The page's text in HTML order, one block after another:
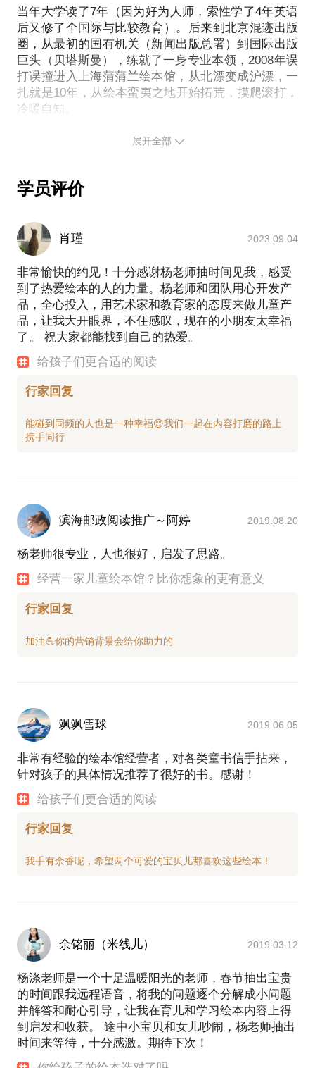
帮助你！
蒲兰做掌门多年，著有《孩子成长必读的180本经典
图画书》，应各地图书馆与幼教机构的邀请，做了近
百场的讲座。
我愿意与你分享的内容包括：
按照您孩子的年龄、性格等推荐最合适的绘本；
启发孩子的阅读兴趣，培养阅读好习惯；
PS.在选择与我见面前，请把你的问题更具体化。毕
竟一小时的谈话只能解决一个小问题。请把你的问题
提前发给我，方便我做更精确的准备，提升见面效
率。期待与你的见面。
当年大学读了7年（因为好为人师，索性学了4年英语
后又修了个国际与比较教育）。后来到北京混迹出版
圈，从最初的国有机关（新闻出版总署）到国际出版
巨头（贝塔斯曼），练就了一身专业本领，2008年误
打误撞进入上海蒲蒲兰绘本馆，从北漂变成沪漂，一
扎就是10年，从绘本蛮夷之地开始拓荒，摸爬滚打，
冷暖自知。
我作为绘本从业者，见证了她在国内的从无到有，再
专著《故事知道怎么办》在中信出版社出版，2015年
江少儿出版社出版。翻译《大屁孩》等绘本20多部，
担任新闻出版广电总局向青少年推荐的百种图书评
委。现创立爱丽丝绘本研究院，为全国培训绘本讲师
展开全部
学员评价
肖瑾 2023.09.04
非常愉快的约见！十分感谢杨老师抽时间见我，感受
到了热爱绘本的人的力量。杨老师和团队用心开发产
品，全心投入，用艺术家和教育家的态度来做儿童产
品，让我大开眼界，不住感叹，现在的小朋友太幸福
了。 祝大家都能找到自己的热爱。
给孩子们更合适的阅读
行家回复
能碰到同频的人也是一种幸福😊我们一起在内容打磨的路上
滨海邮政阅读推广～阿婷 2019.08.20
杨老师很专业，人也很好，启发了思路。
经营一家儿童绘本馆？比你想象的更有意义
行家回复
飒飒雪球 2019.06.05
非常有经验的绘本馆经营者，对各类童书信手拈来，
针对孩子的具体情况推荐了很好的书。感谢！
给孩子们更合适的阅读
行家回复
余铭丽（米线儿） 2019.03.12
杨涤老师是一个十足温暖阳光的老师，春节抽出宝贵
的时间跟我远程语音，将我的问题逐个分解成小问题
并解答和耐心引导，让我在育儿和学习绘本内容上得
到启发和收获。 途中小宝贝和女儿吵闹，杨老师抽出
时间来等待，十分感激。期待下次！